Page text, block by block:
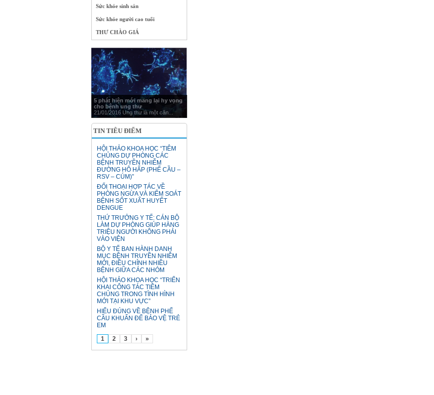
Sức khỏe sinh sản
Sức khỏe người cao tuổi
THƯ CHÀO GIÁ
5 phát hiện mới mang lại hy vọng
cho bệnh ung thư
21/01/2016 Ung thư là một căn...
TIN TIÊU ĐIỂM
HỘI THẢO KHOA HỌC “TIÊM
CHỦNG DỰ PHÒNG CÁC
BỆNH TRUYỀN NHIỄM
ĐƯỜNG HÔ HẤP (PHẾ CẦU –
RSV – CÚM)”
ĐỐI THOẠI HỢP TÁC VỀ
PHÒNG NGỪA VÀ KIỂM SOÁT
BỆNH SỐT XUẤT HUYẾT
DENGUE
THỨ TRƯỞNG Y TẾ: CÁN BỘ
LÀM DỰ PHÒNG GIÚP HÀNG
TRIỆU NGƯỜI KHÔNG PHẢI
VÀO VIỆN
BỘ Y TẾ BAN HÀNH DANH
MỤC BỆNH TRUYỀN NHIỄM
MỚI, ĐIỀU CHỈNH NHIỀU
BỆNH GIỮA CÁC NHÓM
HỘI THẢO KHOA HỌC “TRIỂN
KHAI CÔNG TÁC TIÊM
CHỦNG TRONG TÌNH HÌNH
MỚI TẠI KHU VỰC”
HIỂU ĐÚNG VỀ BỆNH PHẾ
CẦU KHUẨN ĐỂ BẢO VỆ TRẺ
EM
1
2 3 › »